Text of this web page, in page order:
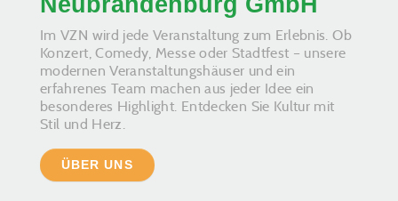
Im VZN wird jede Veranstaltung zum Erlebnis. Ob
Konzert, Comedy, Messe oder Stadtfest – unsere
modernen Veranstaltungshäuser und ein
erfahrenes Team machen aus jeder Idee ein
besonderes Highlight. Entdecken Sie Kultur mit
Stil und Herz.
ÜBER UNS